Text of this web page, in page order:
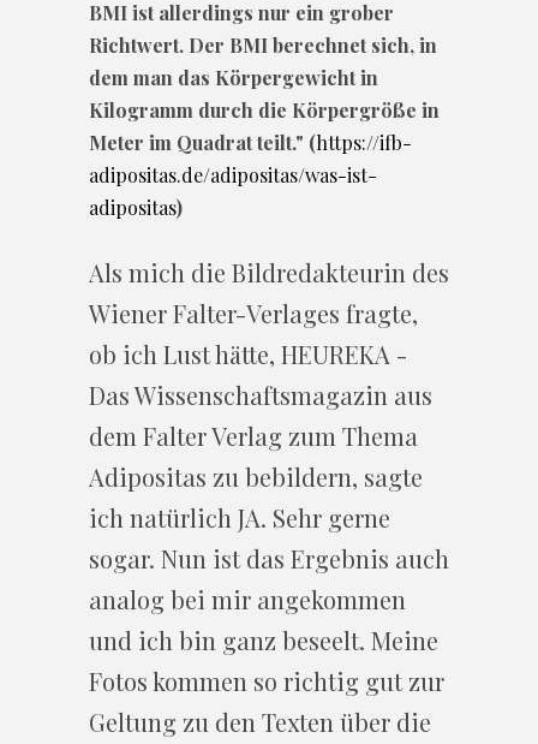
BMI ist allerdings nur ein grober
Richtwert. Der BMI berechnet sich, in
dem man das Körpergewicht in
Kilogramm durch die Körpergröße in
Meter im Quadrat teilt." (https://ifb-
adipositas.de/adipositas/was-ist-
adipositas)
Als mich die Bildredakteurin des
Wiener Falter-Verlages fragte,
ob ich Lust hätte, HEUREKA -
Das Wissenschaftsmagazin aus
dem Falter Verlag zum Thema
Adipositas zu bebildern, sagte
ich natürlich JA. Sehr gerne
sogar. Nun ist das Ergebnis auch
analog bei mir angekommen
und ich bin ganz beseelt. Meine
Fotos kommen so richtig gut zur
Geltung zu den Texten über die